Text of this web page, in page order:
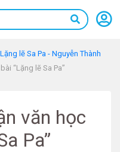
Lặng lẽ Sa Pa - Nguyễn Thành
“Lặng lẽ Sa Pa”
văn học
Pa”